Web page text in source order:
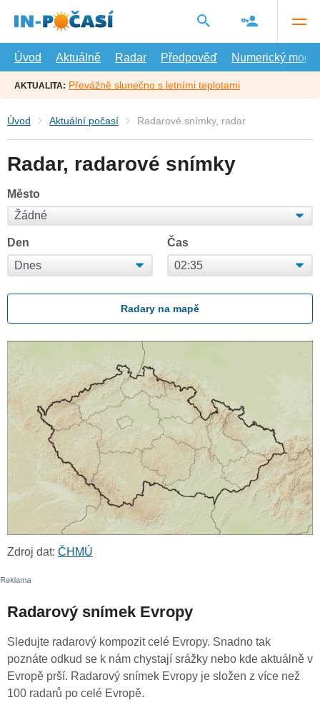
hlavní
Úvod
Aktuálně Radar Předpověď Numerický model
AKTUALITA: Převážně slunečno s letními teplotami
Úvod Aktuální počasí Radarové snímky, radar
Radar, radarové snímky
Město
Den Čas
Radary na mapě
Zdroj dat: ČHMÚ
Radarový snímek Evropy
Sledujte radarový kompozit celé Evropy. Snadno tak
poznáte odkud se k nám chystají srážky nebo kde aktuálně v
Evropě prší. Radarový snímek Evropy je složen z více než
100 radarů po celé Evropě.